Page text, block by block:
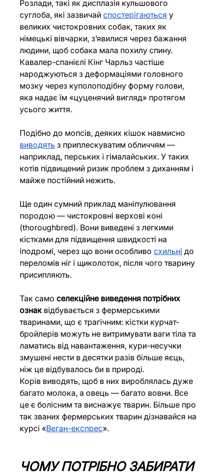
Розлади, такі як дисплазія кульшового
суглоба, які зазвичай спостерігаються у
великих чистокровних собак, таких як
німецькі вівчарки, з’явилися через бажання
людини, щоб собака мала похилу спину.
Кавалер-спанієлі Кінг Чарльз частіше
народжуються з деформаціями головного
мозку через куполоподібну форму голови,
яка надає їм «цуценячий вигляд» протягом
усього життя.
Подібно до мопсів, деяких кішок навмисно
виводять з приплескуватим обличчям —
наприклад, перських і гімалайських. У таких
котів підвищений ризик проблем з диханням і
майже постійний нежить.
Ще один сумний приклад маніпулювання
породою — чистокровні верхові коні
(thoroughbred). Вони виведені з легкими
кістками для підвищення швидкості на
іподромі, через що вони особливо схильні до
переломів ніг і щиколоток, після чого тварину
присипляють.
Так само селекційне виведення потрібних
ознак відбувається з фермерськими
тваринами, що є трагічним: кістки курчат-
бройлерів можуть не витримувати ваги тіла та
ламатись від навантаження, кури-несучки
змушені нести в десятки разів більше яєць,
ніж це відбувалось би в природі.
Корів виводять, щоб в них вироблялась дуже
багато молока, а овець — багато вовни. Все
це є болісним та виснажує тварин. Більше про
так званих фермерських тварин дізнавайся на
курсі «Веган-експрес».
ЧОМУ ПОТРІБНО ЗАБИРАТИ